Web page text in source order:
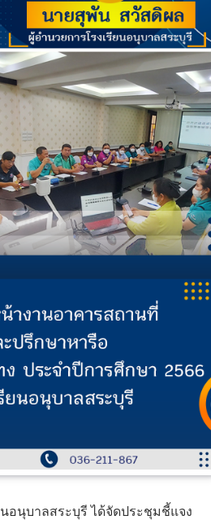
อนุบาลสระบุรี ได้จัดประชุมชี้แจง